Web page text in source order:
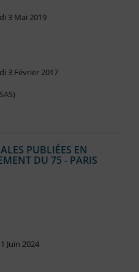
3 Mai 2019
3 Février 2017
PUBLIÉES EN
DU 75 - PARIS
Juin 2024